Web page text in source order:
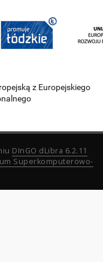
z Europejskiego
DInGO dLibra 6.2.11
Superkomputerowo-